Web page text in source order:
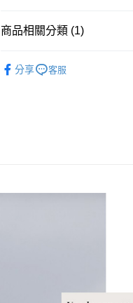
付款後全家取貨
7-11取貨付款
商品相關分類 (1)
分享
客服